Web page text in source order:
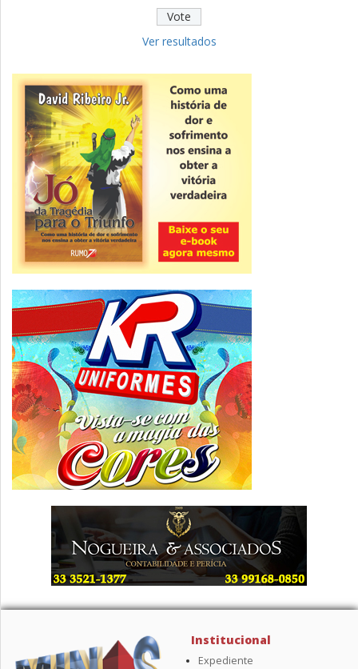
Fies: pré-selecionados têm até terça
para complementar informações
Novidade
CNPJ alfanumérico começa a ser emitido
nesta sexta
ver todas »
Ver resultados
Institucional
Expediente